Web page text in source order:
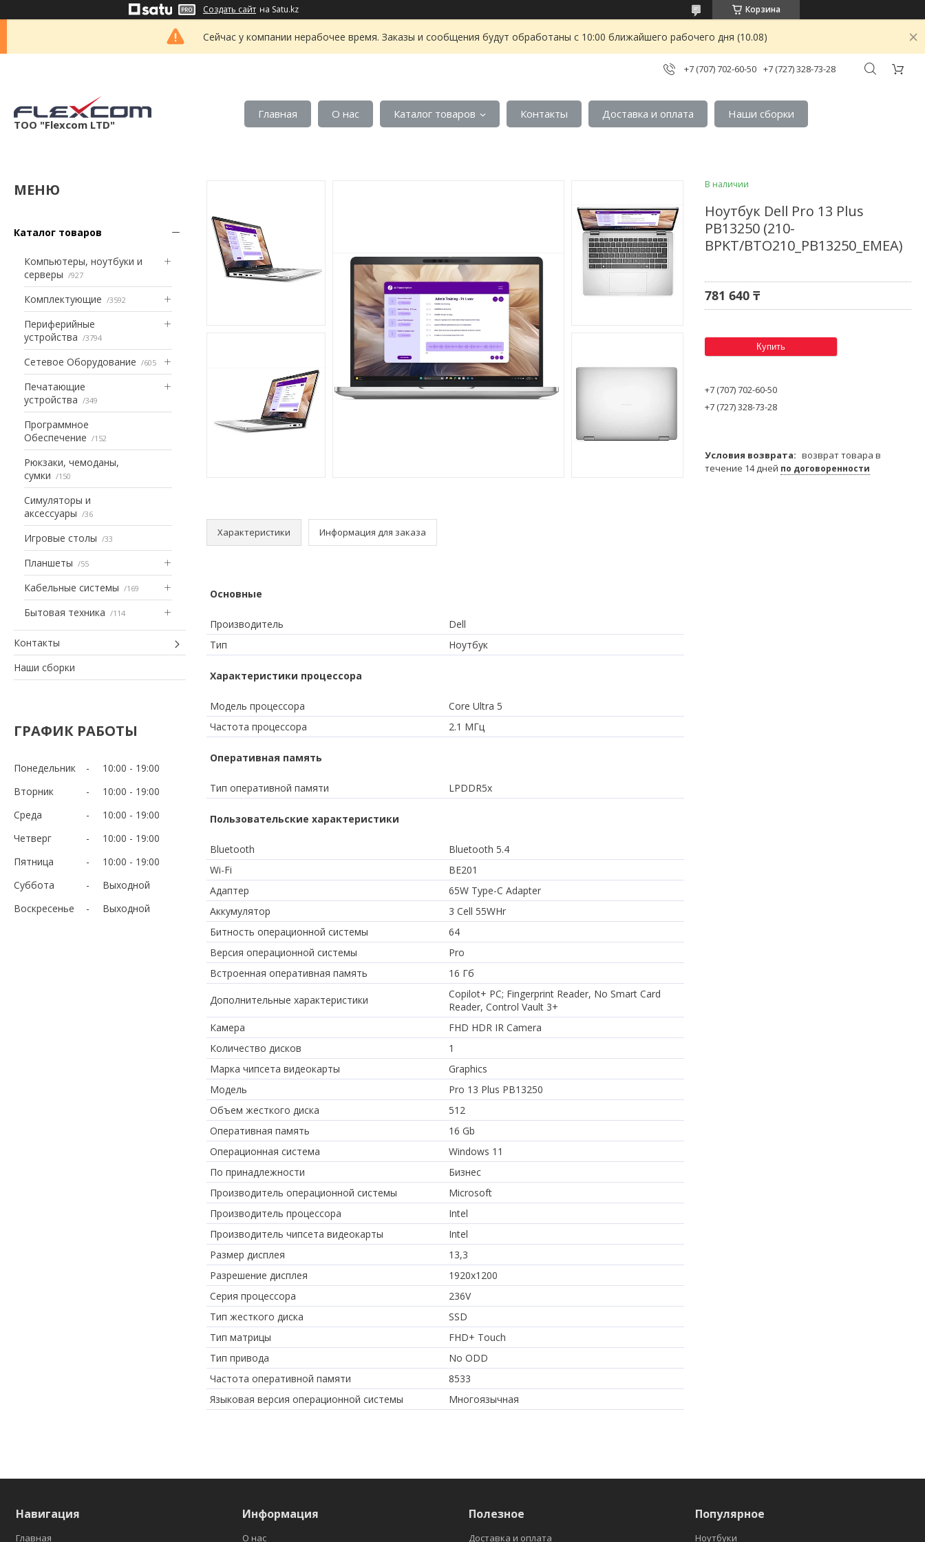
Создать сайт на Satu.kz Корзина
Сейчас у компании нерабочее время. Заказы и сообщения будут обработаны с 10:00 ближайшего рабочего дня (10.08)
+7 (707) 702-60-50 +7 (727) 328-73-28
ТОО "Flexcom LTD"
Главная О нас Каталог товаров Контакты Доставка и оплата Наши сборки
Каталог товаров
Компьютеры, ноутбуки и
серверы
927
Комплектующие 3592
Периферийные
устройства
3794
Сетевое Оборудование 605
Печатающие
устройства
349
Программное
Обеспечение
152
Рюкзаки, чемоданы,
сумки
150
Симуляторы и
аксессуары
36
Игровые столы 33
Планшеты 55
Кабельные системы 169
Бытовая техника 114
Контакты
Наши сборки
ГРАФИК РАБОТЫ
Понедельник 10:00
19:00
Вторник
10:00
19:00
Среда
10:00
19:00
Четверг
10:00
19:00
Пятница
10:00
19:00
Суббота
Выходной
Воскресенье
Выходной
Характеристики Информация для заказа
Основные
Производитель
Dell
Тип
Ноутбук
Характеристики процессора
Модель процессора
Core Ultra 5
Частота процессора
2.1 МГц
Оперативная память
Тип оперативной памяти LPDDR5x
Пользовательские характеристики
Bluetooth
Bluetooth 5.4
Wi-Fi
BE201
Адаптер
65W Type-C Adapter
Аккумулятор
3 Cell 55WHr
Битность операционной системы
64
Версия операционной системы
Pro
Встроенная оперативная память
16 Гб
Дополнительные характеристики
Copilot+ PC; Fingerprint Reader, No Smart Card
Reader, Control Vault 3+
Камера
FHD HDR IR Camera
Количество дисков
1
Марка чипсета видеокарты
Graphics
Модель
Pro 13 Plus PB13250
Объем жесткого диска
512
Оперативная память
16 Gb
Операционная система
Windows 11
По принадлежности
Бизнес
Производитель операционной системы
Microsoft
Производитель процессора
Intel
Производитель чипсета видеокарты
Intel
Размер дисплея
13,3
Разрешение дисплея
1920x1200
Серия процессора
236V
Тип жесткого диска
SSD
Тип матрицы
FHD+ Touch
Тип привода
No ODD
Частота оперативной памяти
8533
Языковая версия операционной системы
Многоязычная
В наличии
Ноутбук Dell Pro 13 Plus
PB13250 (210-
BPKT/BTO210_PB13250_EMEA)
781 640 ₸
Купить
+7 (707) 702-60-50
+7 (727) 328-73-28
возврат товара в
течение 14 дней по договоренности
Навигация
Главная
Информация
О нас
Полезное
Доставка и оплата
Популярное
Ноутбуки